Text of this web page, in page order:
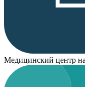
Медицинский центр